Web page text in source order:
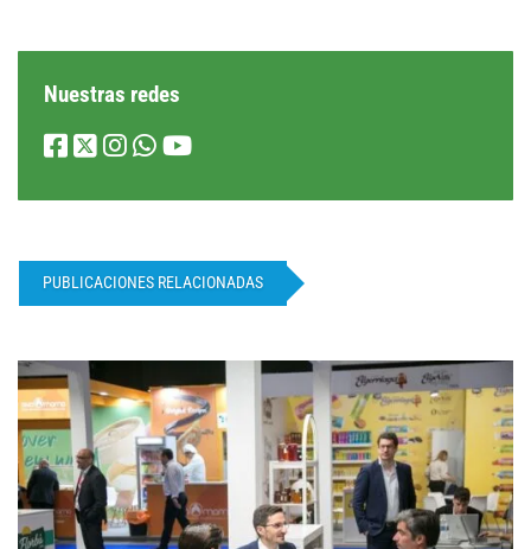
Nuestras redes
PUBLICACIONES RELACIONADAS